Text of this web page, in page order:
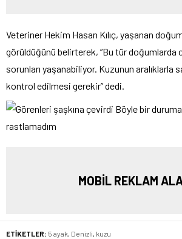
Veteriner Hekim Hasan Kılıç, yaşanan
görüldüğünü belirterek, “Bu tür doğumlarda
sorunları yaşanabiliyor. Kuzunun aralıklarla
kontrol edilmesi gerekir” dedi.
MOBİL REKLAM
ETİKETLER: 5 ayak Denizli kuzu